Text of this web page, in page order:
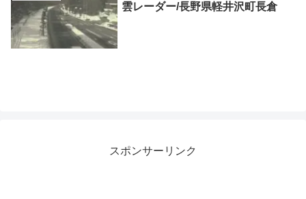
雲レーダー/長野県軽井沢町長倉
スポンサーリンク